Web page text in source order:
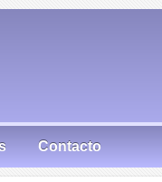
Contacto